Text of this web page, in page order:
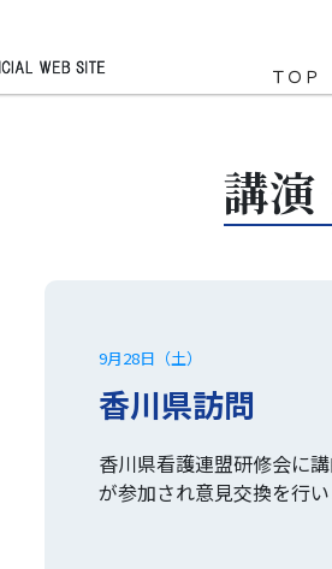
ＴＯＰ
講演
9月28日（土）
香川県訪問
香川県看護連盟研修会に
が参加され意見交換を行